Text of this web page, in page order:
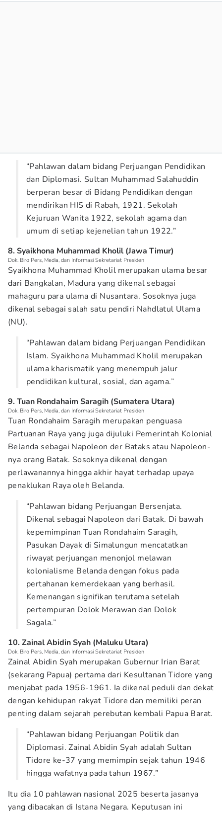
“Pahlawan dalam bidang Perjuangan Pendidikan
dan Diplomasi. Sultan Muhammad Salahuddin
berperan besar di Bidang Pendidikan dengan
mendirikan HIS di Rabah, 1921. Sekolah
Kejuruan Wanita 1922, sekolah agama dan
umum di setiap kejenelian tahun 1922.”
8. Syaikhona Muhammad Kholil (Jawa Timur)
Dok. Biro Pers, Media, dan Informasi Sekretariat Presiden
Syaikhona Muhammad Kholil merupakan ulama besar
dari Bangkalan, Madura yang dikenal sebagai
mahaguru para ulama di Nusantara. Sosoknya juga
dikenal sebagai salah satu pendiri Nahdlatul Ulama
(NU).
“Pahlawan dalam bidang Perjuangan Pendidikan
Islam. Syaikhona Muhammad Kholil merupakan
ulama kharismatik yang menempuh jalur
pendidikan kultural, sosial, dan agama.”
9. Tuan Rondahaim Saragih (Sumatera Utara)
Dok. Biro Pers, Media, dan Informasi Sekretariat Presiden
Tuan Rondahaim Saragih merupakan penguasa
Partuanan Raya yang juga dijuluki Pemerintah Kolonial
Belanda sebagai Napoleon der Bataks atau Napoleon-
nya orang Batak. Sosoknya dikenal dengan
perlawanannya hingga akhir hayat terhadap upaya
penaklukan Raya oleh Belanda.
“Pahlawan bidang Perjuangan Bersenjata.
Dikenal sebagai Napoleon dari Batak. Di bawah
kepemimpinan Tuan Rondahaim Saragih,
Pasukan Dayak di Simalungun mencatatkan
riwayat perjuangan menonjol melawan
kolonialisme Belanda dengan fokus pada
pertahanan kemerdekaan yang berhasil.
Kemenangan signifikan terutama setelah
pertempuran Dolok Merawan dan Dolok
Sagala.”
10. Zainal Abidin Syah (Maluku Utara)
Dok. Biro Pers, Media, dan Informasi Sekretariat Presiden
Zainal Abidin Syah merupakan Gubernur Irian Barat
(sekarang Papua) pertama dari Kesultanan Tidore yang
menjabat pada 1956-1961. Ia dikenal peduli dan dekat
dengan kehidupan rakyat Tidore dan memiliki peran
penting dalam sejarah perebutan kembali Papua Barat.
“Pahlawan bidang Perjuangan Politik dan
Diplomasi. Zainal Abidin Syah adalah Sultan
Tidore ke-37 yang memimpin sejak tahun 1946
hingga wafatnya pada tahun 1967.”
Itu dia 10 pahlawan nasional 2025 beserta jasanya
yang dibacakan di Istana Negara. Keputusan ini